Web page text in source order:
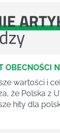
OBECNOŚCI
wartości i
że Polska z
hity dla